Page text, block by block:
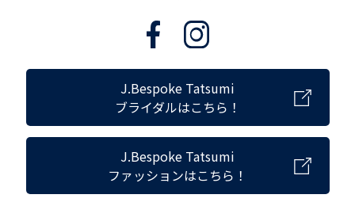
J.Bespoke Tatsumi
ブライダルはこちら！
J.Bespoke Tatsumi
ファッションはこちら！